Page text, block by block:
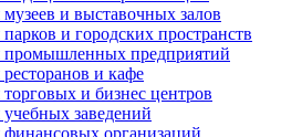
и выставочных залов
и городских пространств
промышленных предприятий
и кафе
и бизнес центров
заведений
организаций